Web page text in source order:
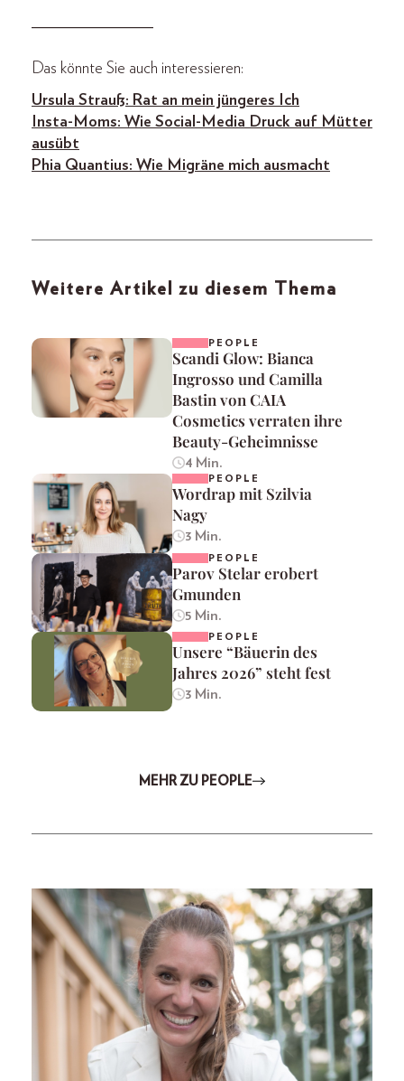
_______________
Das könnte Sie auch interessieren:
Ursula Strauß: Rat an mein jüngeres Ich
Insta-Moms: Wie Social-Media Druck auf Mütter
ausübt
Phia Quantius: Wie Migräne mich ausmacht
Weitere Artikel zu diesem Thema
PEOPLE
Scandi Glow: Bianca
Ingrosso und Camilla
Bastin von CAIA
Cosmetics verraten ihre
Beauty-Geheimnisse
4 Min.
PEOPLE
Wordrap mit Szilvia
Nagy
3 Min.
PEOPLE
Parov Stelar erobert
Gmunden
5 Min.
PEOPLE
Unsere “Bäuerin des
Jahres 2026” steht fest
3 Min.
MEHR ZU PEOPLE